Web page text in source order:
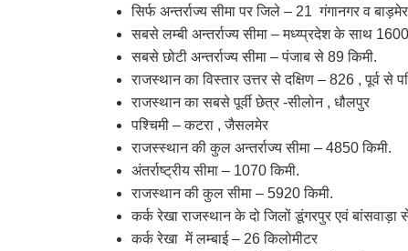
सिर्फ अन्तर्राज्य सीमा पर जिले – 21 गंगानगर व
सबसे लम्बी अन्तर्राज्य सीमा – मध्य्प्रदेश के साथ
सबसे छोटी अन्तर्राज्य सीमा – पंजाब से 89 किमी.
राजस्थान का विस्तार उत्तर से दक्षिण – 826 , पूर्व से
राजस्थान का सबसे पूर्वी छेत्र -सीलोन , धौलपुर
पश्चिमी – कटरा , जैसलमेर
राजस्स्थान की कुल अन्तर्राज्य सीमा – 4850 किमी.
अंतर्राष्ट्रीय सीमा – 1070 किमी.
राजस्थान की कुल सीमा – 5920 किमी.
कर्क रेखा राजस्थान के दो जिलों डूंगरपुर एवं बांसवाड़ा
कर्क रेखा में लम्बाई – 26 किलोमीटर